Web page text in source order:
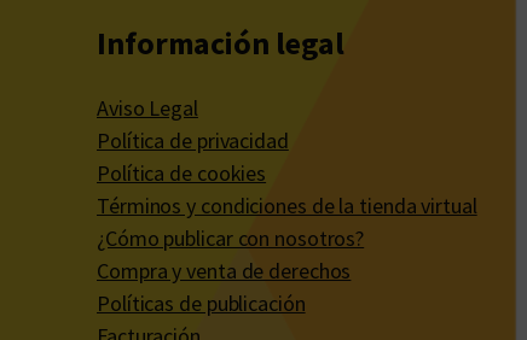
Información legal
Aviso Legal
Política de privacidad
Política de cookies
Términos y condiciones de la tienda virtual
¿Cómo publicar con nosotros?
Compra y venta de derechos
Políticas de publicación